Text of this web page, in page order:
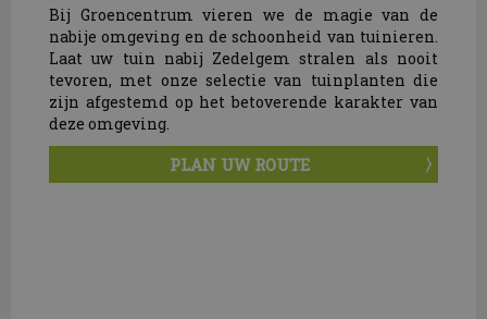
Bij Groencentrum vieren we de magie van de
nabije omgeving en de schoonheid van tuinieren.
Laat uw tuin nabij Zedelgem stralen als nooit
tevoren, met onze selectie van tuinplanten die
zijn afgestemd op het betoverende karakter van
deze omgeving.
PLAN UW ROUTE